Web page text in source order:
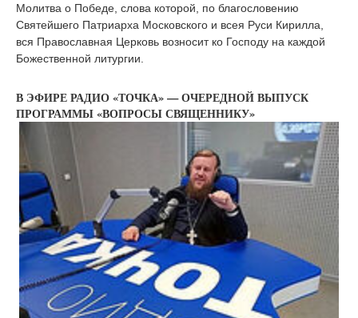
Молитва о Победе, слова которой, по благословению
Святейшего Патриарха Московского и всея Руси Кирилла,
вся Православная Церковь возносит ко Господу на каждой
Божественной литургии.
В ЭФИРЕ РАДИО «ТОЧКА» — ОЧЕРЕДНОЙ ВЫПУСК
ПРОГРАММЫ «ВОПРОСЫ СВЯЩЕННИКУ»